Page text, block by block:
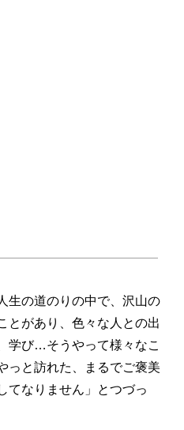
の道のりの中で、沢山の
とがあり、色々な人との出
学び…そうやって様々なこ
っと訪れた、まるでご褒美
てなりません」とつづっ